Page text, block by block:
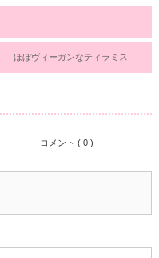
ほぼヴィーガンなティラミス
コメント ( 0 )